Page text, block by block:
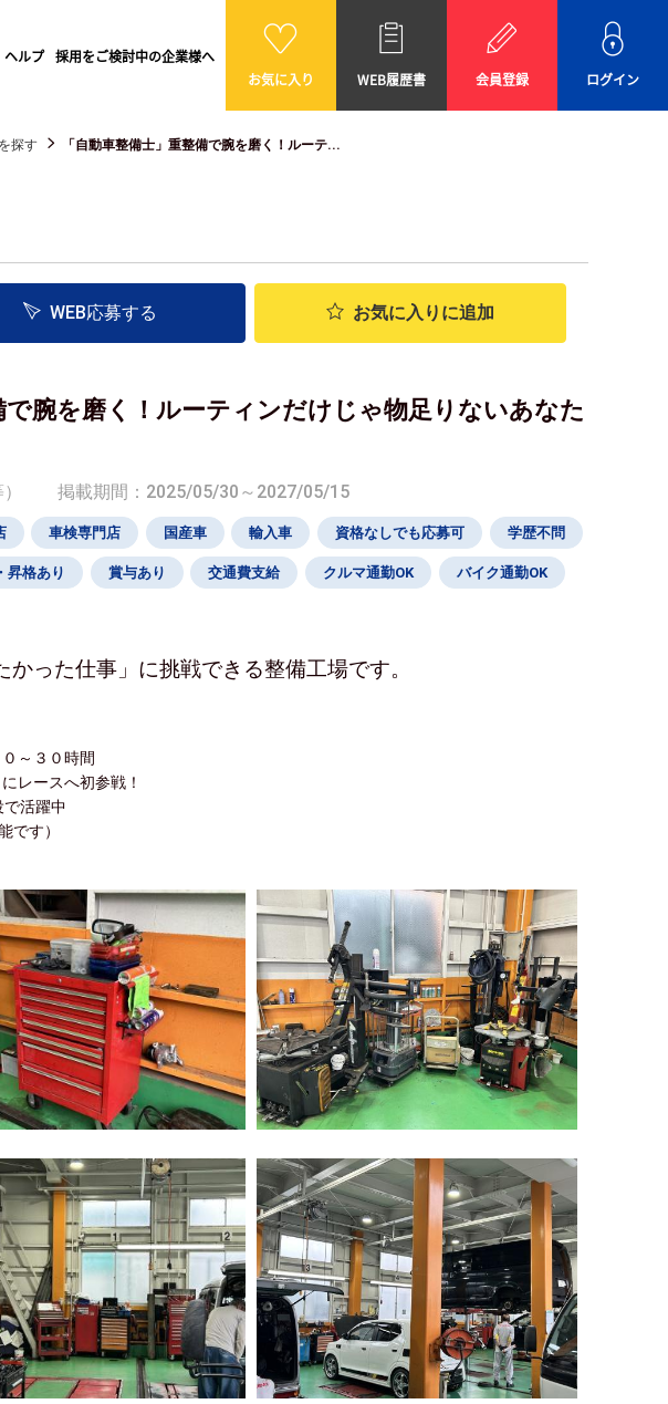
ヘルプ 採用をご検討中の企業様へ
お気に入り
WEB履歴書 会員登録 ログイン
探す 「自動車整備士」重整備で腕を磨く！ルーテ...
WEB応募する お気に入り に追加
で腕を磨く！ルーティンだけじゃ物足りないあなた
掲載期間：2025/05/30～2027/05/15
車検専門店 国産車 輸入車 資格なしでも応募可 学歴不問
昇格あり 賞与あり 交通費支給 クルマ通勤OK バイク通勤OK
った仕事」に挑戦できる整備工場です。
～３０時間
レースへ初参戦！
活躍中
です）